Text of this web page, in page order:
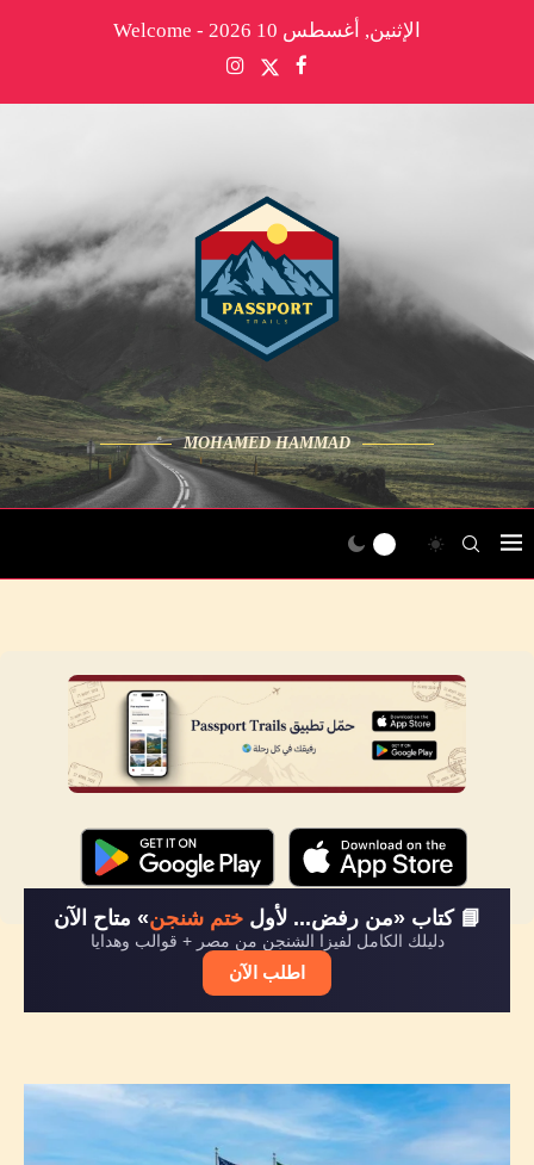
الإثنين, أغسطس 10 2026 - Welcome
MOHAMED HAMMAD
📘 كتاب «من رفض... لأولختم شنجن» متاح الآن
دليلك الكامل لفيزا الشنجن من مصر + قوالب وهدايا
اطلب الآن